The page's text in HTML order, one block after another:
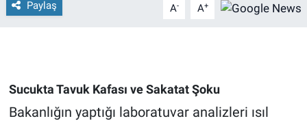
Paylaş A- A+
Sucukta Tavuk Kafası ve Sakatat Şoku
Bakanlığın yaptığı laboratuvar analizleri ısıl